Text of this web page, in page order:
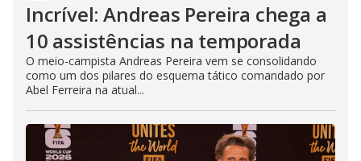
Incrível: Andreas Pereira chega a
10 assistências na temporada
O meio-campista Andreas Pereira vem se consolidando
como um dos pilares do esquema tático comandado por
Abel Ferreira na atual...